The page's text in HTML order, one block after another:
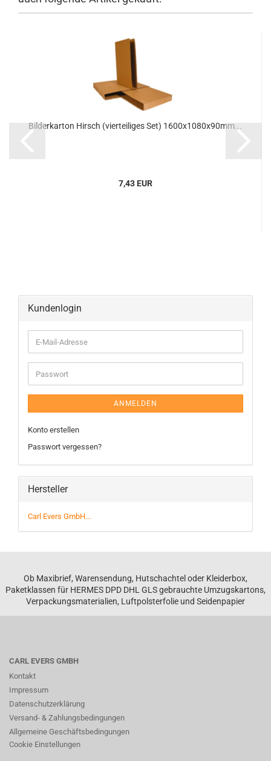
Bil­der­kar­ton Hirsch (vier­tei­li­ges Set) 1600x1080x90mm...
7,43 EUR
Kundenlogin
ANMELDEN
Konto erstellen
Passwort vergessen?
Hersteller
Carl Evers GmbH...
Ob Maxibrief, Warensendung, Hutschachtel oder Kleiderbox,
Paketklassen für HERMES DPD DHL GLS gebrauchte Umzugskartons,
Verpackungsmaterialien, Luftpolsterfolie und Seidenpapier
CARL EVERS GMBH
Kontakt
Impressum
Datenschutzerklärung
Versand- & Zahlungsbedingungen
Allgemeine Geschäftsbedingungen
Cookie Einstellungen